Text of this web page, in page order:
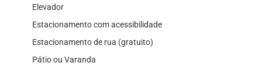
Elevador
Estacionamento com acessibilidade
Estacionamento de rua (gratuito)
Pátio ou Varanda